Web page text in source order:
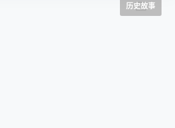
历史故事